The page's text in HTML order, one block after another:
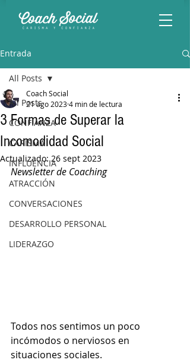
Entrada
All Posts
CONFIANZA
CARISMA
INFLUENCIA
ATRACCIÓN
CONVERSACIONES
DESARROLLO PERSONAL
LIDERAZGO
All Posts
3 Formas de Superar la
Incomodidad Social
Coach Social
21 ago 20234 min de lectura
Actualizado:26 sept 2023
Newsletter de Coaching
Todos nos sentimos un poco
incómodos o nerviosos en
situaciones sociales.